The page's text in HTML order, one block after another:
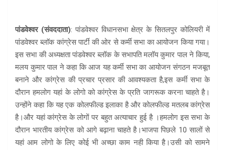
पांडवेश्वर (संवददाता): पांडवेश्वर विधानसभा क्षेत्र के सितलपुर कोलियरी में
पांडवेश्वर ब्लाॅक कांग्रेस पार्टी की ओर से कर्मी सभा का आयोजन किया गया।
इस सभा की अध्यक्षता पांडवेश्वर ब्लॉक के सभापति मलॉय कुमार पाल ने किया,
मलय कुमार पाल ने कहा कि आज यह कर्मी सभा का आयोजन संगठन मजबूत
बनाने और कांग्रेस की प्रचार प्रसार की आवश्यकता है,इस कर्मी सभा के
दौरान हमलोग यहां के लोगो को कांग्रेस के प्रति जागरूक करना चाहते है।
उन्होंने कहा कि यह एक कोलफील्ड इलाका है और कोलफील्ड मतलब कांग्रेस
है।और यहां कांग्रेस के लोगों पर बहुत अत्याचार हुई है ।हमलोग इस सभा के
दौरान भारतीय कांग्रेस को आगे बढ़ाना चाहते है।भाजपा पिछले 10 सालों से
यहां आम लोगो के लिए कोई भी अच्छा काम नही किया है।उसी को सामने